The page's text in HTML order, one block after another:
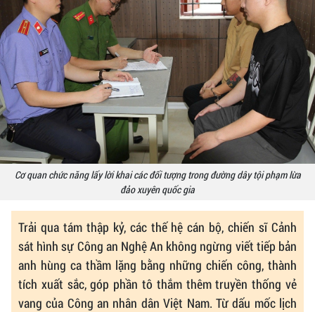
Cơ quan chức năng lấy lời khai các đối tượng trong đường dây tội phạm lừa
đảo xuyên quốc gia
Trải qua tám thập kỷ, các thế hệ cán bộ, chiến sĩ Cảnh
sát hình sự Công an Nghệ An không ngừng viết tiếp bản
anh hùng ca thầm lặng bằng những chiến công, thành
tích xuất sắc, góp phần tô thắm thêm truyền thống vẻ
vang của Công an nhân dân Việt Nam. Từ dấu mốc lịch